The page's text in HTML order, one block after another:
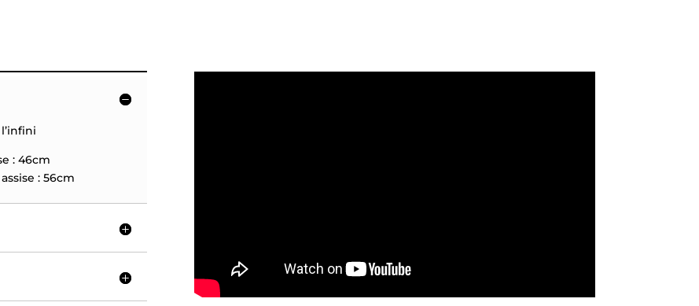
: 46cm
: 56cm